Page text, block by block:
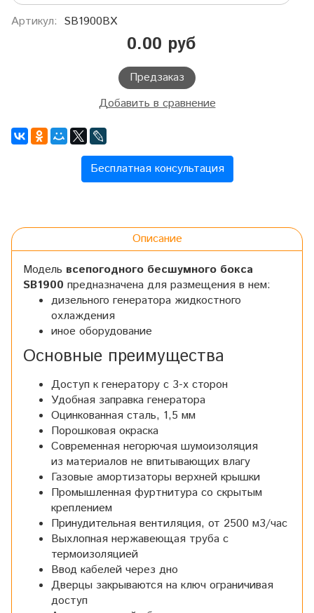
Артикул: SB1900BX
0.00 руб
Предзаказ
Добавить в сравнение
Бесплатная консультация
Описание
Модель всепогодного бесшумного бокса
SB1900 предназначена для размещения в нем:
дизельного генератора жидкостного
охлаждения
иное оборудование
Основные преимущества
Доступ к генератору с 3-х сторон
Удобная заправка генератора
Оцинкованная сталь, 1,5 мм
Порошковая окраска
Современная негорючая шумоизоляция
из материалов не впитывающих влагу
Газовые амортизаторы верхней крышки
Промышленная фуртнитура со скрытым
креплением
Принудительная вентиляция, от 2500 м3/час
Выхлопная нержавеющая труба с
термоизоляцией
Ввод кабелей через дно
Дверцы закрываются на ключ ограничивая
доступ